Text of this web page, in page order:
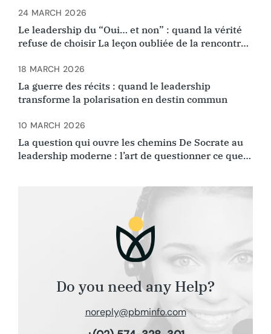
Le leadership du “Oui… et non” : quand la vérité
refuse de choisir La leçon oubliée de la rencontre
24 MARCH 2026
La guerre des récits : quand le leadership
transforme la polarisation en destin commun
18 MARCH 2026
La question qui ouvre les chemins De Socrate au
leadership moderne : l’art de questionner ce que
10 MARCH 2026
Do you need any Help?
noreply@pbminfo.com